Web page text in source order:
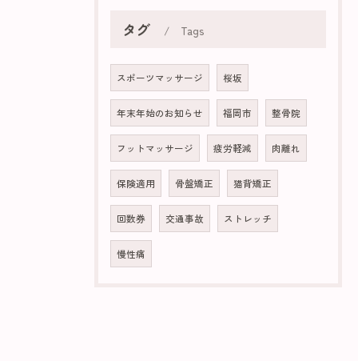
タグ Tags
スポーツマッサージ 桜坂
年末年始のお知らせ 福岡市 整骨院
フットマッサージ 疲労軽減 肉離れ
保険適用 骨盤矯正 猫背矯正
回数券 交通事故 ストレッチ
慢性痛